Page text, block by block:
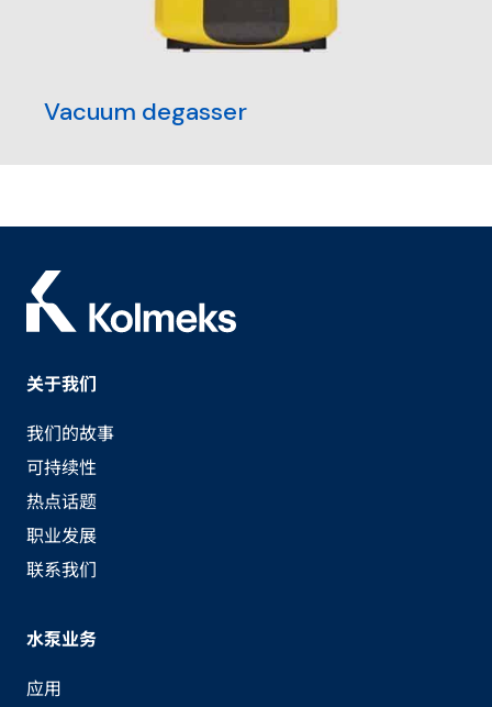
Vacuum degasser
关于我们
我们的故事
可持续性
热点话题
职业发展
联系我们
水泵业务
应用